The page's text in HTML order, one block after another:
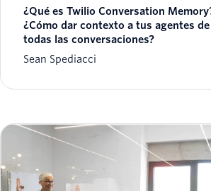
¿Qué es Twilio Conversation
¿Cómo dar contexto a tus agentes
todas las conversaciones?
Sean Spediacci